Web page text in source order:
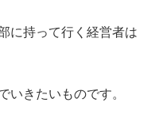
に持って行く経営者は
いきたいものです。